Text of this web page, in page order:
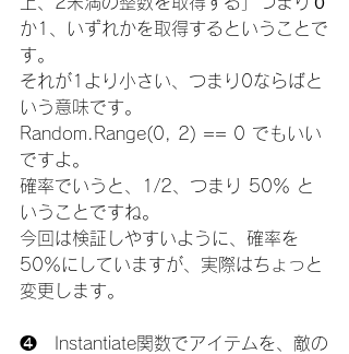
か1、いずれかを取得するということで
す。
それが1より小さい、つまり0ならばと
いう意味です。
Random.Range(0, 2) == 0 でもいい
ですよ。
確率でいうと、1/2、つまり 50％ と
いうことですね。
今回は検証しやすいように、確率を
50％にしていますが、実際はちょっと
変更します。
❹　Instantiate関数でアイテムを、敵の